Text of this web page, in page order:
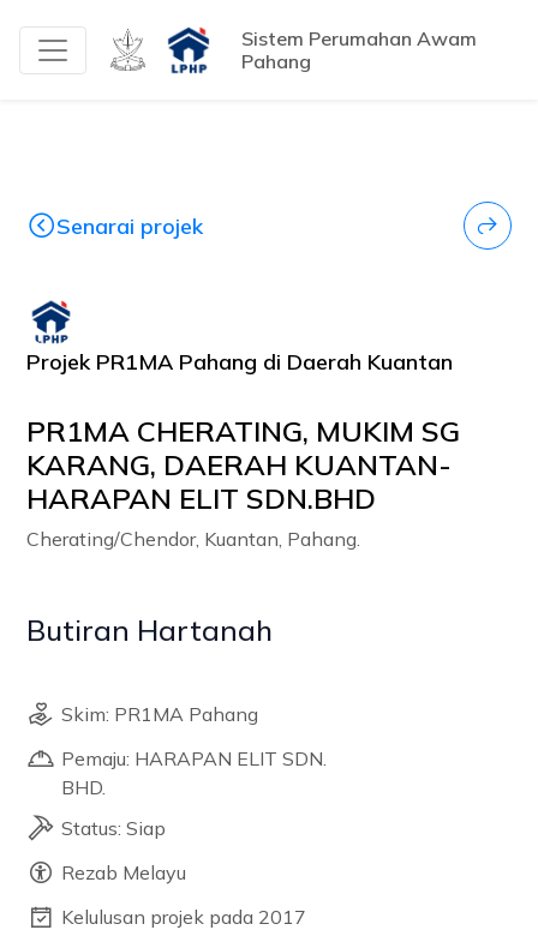
Sistem Perumahan Awam
Pahang
Senarai projek
Projek PR1MA Pahang di Daerah Kuantan
PR1MA CHERATING, MUKIM SG
KARANG, DAERAH KUANTAN-
HARAPAN ELIT SDN.BHD
Cherating/Chendor, Kuantan, Pahang.
Butiran Hartanah
Skim: PR1MA Pahang
Pemaju: HARAPAN ELIT SDN.
BHD.
Status: Siap
Rezab Melayu
Kelulusan projek pada 2017